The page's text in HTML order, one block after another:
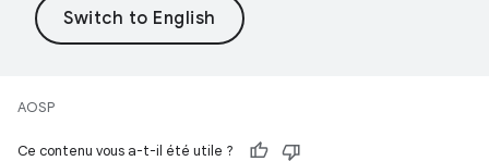
AOSP
Ce contenu vous a-t-il été utile ?